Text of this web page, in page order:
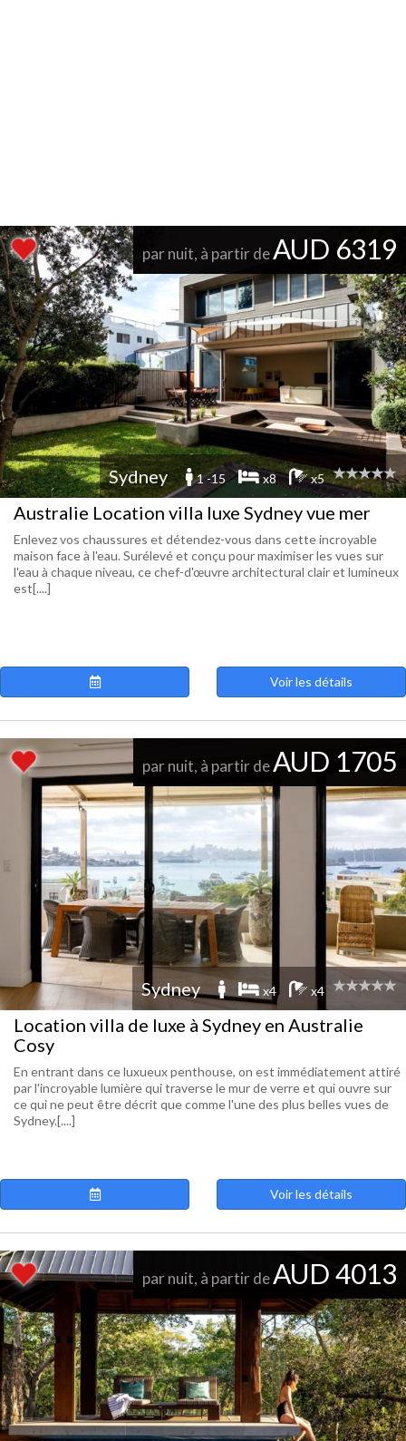
par nuit, à partir deAUD 6319
Sydney 1 -15 x8 x5
Australie Location villa luxe Sydney vue mer
Enlevez vos chaussures et détendez-vous dans cette incroyable
maison face à l'eau. Surélevé et conçu pour maximiser les vues sur
l'eau à chaque niveau, ce chef-d'œuvre architectural clair et lumineux
est[....]
Voir les détails
par nuit, à partir deAUD 1705
Sydney x4 x4
Location villa de luxe à Sydney en Australie
Cosy
En entrant dans ce luxueux penthouse, on est immédiatement attiré
par l'incroyable lumière qui traverse le mur de verre et qui ouvre sur
ce qui ne peut être décrit que comme l'une des plus belles vues de
Sydney.[....]
Voir les détails
par nuit, à partir deAUD 4013